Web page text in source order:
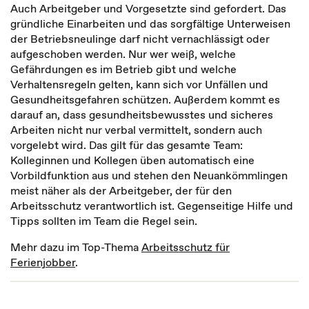
Auch Arbeitgeber und Vorgesetzte sind gefordert. Das
gründliche Einarbeiten und das sorgfältige Unterweisen
der Betriebsneulinge darf nicht vernachlässigt oder
aufgeschoben werden. Nur wer weiß, welche
Gefährdungen es im Betrieb gibt und welche
Verhaltensregeln gelten, kann sich vor Unfällen und
Gesundheitsgefahren schützen. Außerdem kommt es
darauf an, dass gesundheitsbewusstes und sicheres
Arbeiten nicht nur verbal vermittelt, sondern auch
vorgelebt wird. Das gilt für das gesamte Team:
Kolleginnen und Kollegen üben automatisch eine
Vorbildfunktion aus und stehen den Neuankömmlingen
meist näher als der Arbeitgeber, der für den
Arbeitsschutz verantwortlich ist. Gegenseitige Hilfe und
Tipps sollten im Team die Regel sein.
Mehr dazu im Top-ThemaArbeitsschutz für
Ferienjobber.